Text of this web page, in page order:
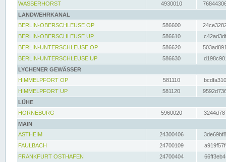
WASSERHORST
4930010
LANDWEHRKANAL
BERLIN-OBERSCHLEUSE OP
586600
BERLIN-OBERSCHLEUSE UP
586610
BERLIN-UNTERSCHLEUSE OP
586620
BERLIN-UNTERSCHLEUSE UP
586630
LYCHENER GEWÄSSER
HIMMELPFORT OP
581110
HIMMELPFORT UP
581120
LÜHE
HORNEBURG
5960020
MAIN
ASTHEIM
24300406
FAULBACH
24700109
FRANKFURT OSTHAFEN
24700404